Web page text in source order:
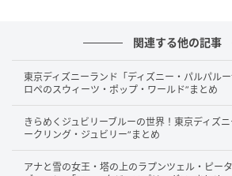
横浜アンパンマンこどもミュージア
し原作の「アンパンマン」をテー
の屋内施設です。
2007年4月20日にみなとみらい4街
年間で累計1,400万人以上の有料入
た。
関連する他の記事
東京ディズニーランド「ディズニー・パルパル
ロペのスウィーツ・ポップ・ワールド”まとめ
きらめくジュビリーブルーの世界！東京ディズ
ークリング・ジュビリー”まとめ
アナと雪の女王・塔の上のラプンツェル・ピー